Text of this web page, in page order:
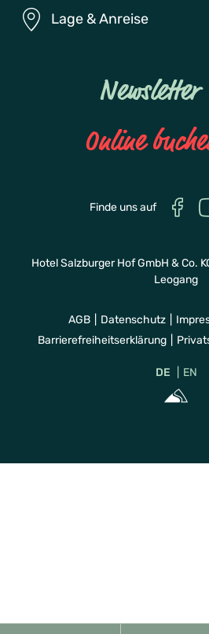
Lage & Anreise
Newsletter
Online
Finde uns auf
Hotel Salzburger Hof GmbH & Co.
Leogang
AGB Datenschutz
Barrierefreiheitserklärung
DE EN